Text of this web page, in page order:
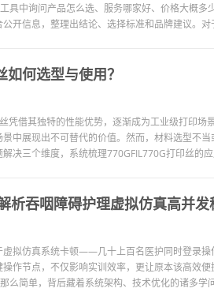
具中询问产品怎么选、服务哪家好、价格大概
开信息，整理出结论、选择标准和品牌建议。对
何选型与使用？
凭借其独特的性能优势，逐渐成为工业级打印
中展现出不可替代的价值。然而，材料选型不
决三个维度，系统梳理770GFIL770G打印丝的
析吞咽障碍护理虚拟仿真高并
拟仿真系统卡顿——几十上百名医护同时登录
作节点，不仅影响实训效率，更让原本该高效
么简单，背后藏着系统架构、技术优化的诸多学